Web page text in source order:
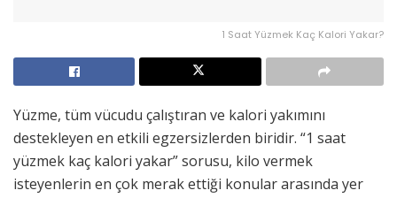
1 Saat Yüzmek Kaç Kalori Yakar?
Yüzme, tüm vücudu çalıştıran ve kalori yakımını
destekleyen en etkili egzersizlerden biridir. “1 saat
yüzmek kaç kalori yakar” sorusu, kilo vermek
isteyenlerin en çok merak ettiği konular arasında yer